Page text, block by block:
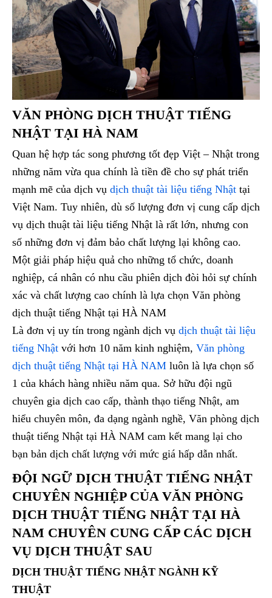
VĂN PHÒNG DỊCH THUẬT TIẾNG
NHẬT TẠI HÀ NAM
Quan hệ hợp tác song phương tốt đẹp Việt – Nhật trong
những năm vừa qua chính là tiền đề cho sự phát triển
mạnh mẽ của dịch vụ dịch thuật tài liệu tiếng Nhật tại
Việt Nam. Tuy nhiên, dù số lượng đơn vị cung cấp dịch
vụ dịch thuật tài liệu tiếng Nhật là rất lớn, nhưng con
số những đơn vị đảm bảo chất lượng lại không cao.
Một giải pháp hiệu quả cho những tổ chức, doanh
nghiệp, cá nhân có nhu cầu phiên dịch đòi hỏi sự chính
xác và chất lượng cao chính là lựa chọn Văn phòng
dịch thuật tiếng Nhật tại HÀ NAM
Là đơn vị uy tín trong ngành dịch vụ dịch thuật tài liệu
tiếng Nhật với hơn 10 năm kinh nghiệm, Văn phòng
dịch thuật tiếng Nhật tại HÀ NAM luôn là lựa chọn số
1 của khách hàng nhiều năm qua. Sở hữu đội ngũ
chuyên gia dịch cao cấp, thành thạo tiếng Nhật, am
hiểu chuyên môn, đa dạng ngành nghề, Văn phòng dịch
thuật tiếng Nhật tại HÀ NAM cam kết mang lại cho
bạn bản dịch chất lượng với mức giá hấp dẫn nhất.
ĐỘI NGỮ DỊCH THUẬT TIẾNG NHẬT
CHUYÊN NGHIỆP CỦA VĂN PHÒNG
DỊCH THUẬT TIẾNG NHẬT TẠI HÀ
NAM CHUYÊN CUNG CẤP CÁC DỊCH
VỤ DỊCH THUẬT SAU
DỊCH THUẬT TIẾNG NHẬT NGÀNH KỸ
THUẬT